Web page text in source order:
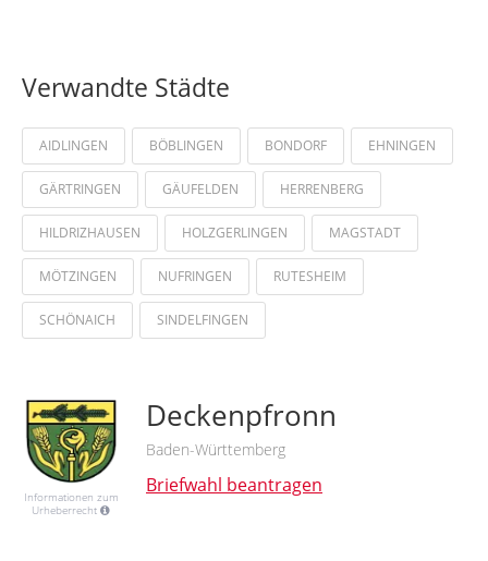
Verwandte Städte
AIDLINGEN BÖBLINGEN BONDORF EHNINGEN
GÄRTRINGEN GÄUFELDEN HERRENBERG
HILDRIZHAUSEN HOLZGERLINGEN MAGSTADT
MÖTZINGEN NUFRINGEN RUTESHEIM
SCHÖNAICH SINDELFINGEN
Informationen zum
Urheberrecht
Deckenpfronn
Baden-Württemberg
Briefwahl beantragen